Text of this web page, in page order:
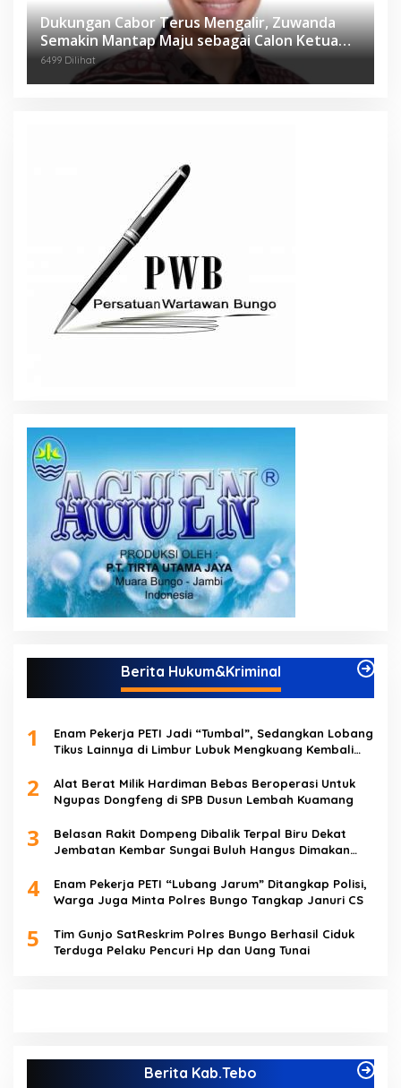
Dukungan Cabor Terus Mengalir, Zuwanda
Semakin Mantap Maju sebagai Calon Ketua
KONI
6499 Dilihat
Berita Hukum&Kriminal
1
Enam Pekerja PETI Jadi “Tumbal”, Sedangkan Lobang
Tikus Lainnya di Limbur Lubuk Mengkuang Kembali
2
Alat Berat Milik Hardiman Bebas Beroperasi Untuk
Ngupas Dongfeng di SPB Dusun Lembah Kuamang
3
Belasan Rakit Dompeng Dibalik Terpal Biru Dekat
Jembatan Kembar Sungai Buluh Hangus Dimakan
4
Enam Pekerja PETI “Lubang Jarum” Ditangkap Polisi,
Warga Juga Minta Polres Bungo Tangkap Januri CS
5
Tim Gunjo SatReskrim Polres Bungo Berhasil Ciduk
Terduga Pelaku Pencuri Hp dan Uang Tunai
Berita Kab.Tebo